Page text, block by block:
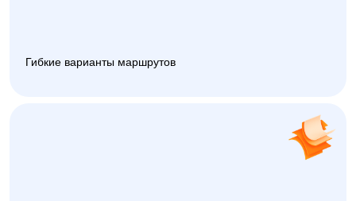
Гибкие варианты маршрутов